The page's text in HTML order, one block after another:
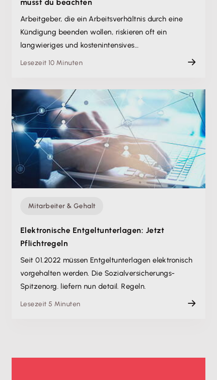
musst du beachten
Arbeitgeber, die ein Arbeitsverhältnis durch eine
Kündigung beenden wollen, riskieren oft ein
langwieriges und kostenintensives…
Lesezeit 10 Minuten
Mitarbeiter & Gehalt
Elektronische Entgeltunterlagen: Jetzt
Pflichtregeln
Seit 01.2022 müssen Entgeltunterlagen elektronisch
vorgehalten werden. Die Sozialversicherungs-
Spitzenorg. liefern nun detail. Regeln.
Lesezeit 5 Minuten